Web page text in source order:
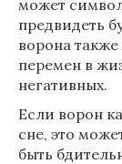
может
предвидеть
ворона
перемен в
негативных.
Если ворон
сне, это
быть